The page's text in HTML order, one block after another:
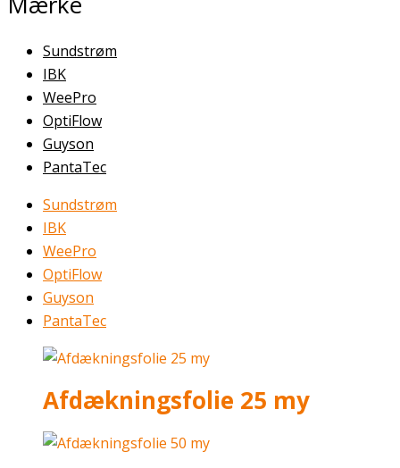
Sundstrøm
IBK
WeePro
OptiFlow
Guyson
PantaTec
Sundstrøm
IBK
WeePro
OptiFlow
Guyson
PantaTec
Afdækningsfolie 25 my